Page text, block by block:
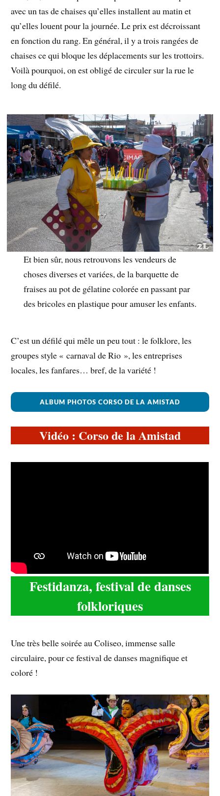
avec un tas de chaises qu’elles installent au matin et
qu’elles louent pour la journée. Le prix est décroissant
en fonction du rang. En général, il y a trois rangées de
chaises ce qui bloque les déplacements sur les trottoirs.
Voilà pourquoi, on est obligé de circuler sur la rue le
long du défilé.
Et bien sûr, nous retrouvons les vendeurs de
choses diverses et variées, de la barquette de
fraises au pot de gélatine colorée en passant par
des bricoles en plastique pour amuser les enfants.
C’est un défilé qui mêle un peu tout : le folklore, les
groupes style « carnaval de Rio », les entreprises
locales, les fanfares… bref, de la variété !
ALBUM PHOTOS CORSO DE LA AMISTAD
Vidéo : Corso de la Amistad
Festidanza, festival de danses
folkloriques
Une très belle soirée au Coliseo, immense salle
circulaire, pour ce festival de danses magnifique et
coloré !